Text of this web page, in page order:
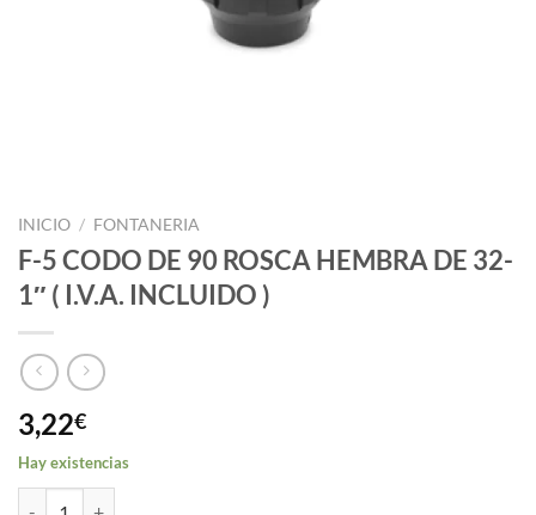
INICIO / FONTANERIA
F-5 CODO DE 90 ROSCA HEMBRA DE 32-
1″ ( I.V.A. INCLUIDO )
3,22€
Hay existencias